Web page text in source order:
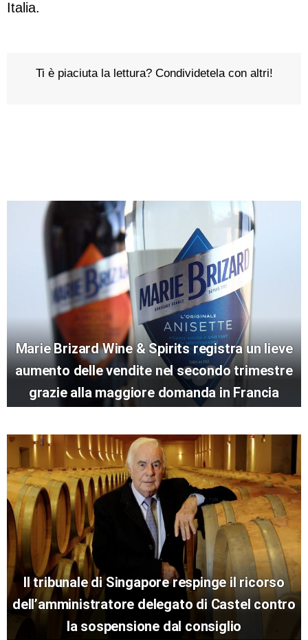
Italia.
Ti è piaciuta la lettura? Condividetela con altri!
Marie Brizard Wine & Spirits registra un lieve
aumento delle vendite nel secondo trimestre
grazie alla maggiore domanda in Francia
Il tribunale di Singapore respinge il ricorso
dell’amministratore delegato di Castel contro
la sospensione dal consiglio